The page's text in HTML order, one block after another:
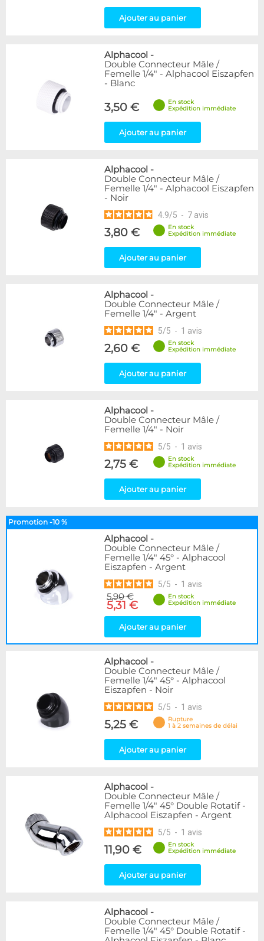
Ajouter au panier
Alphacool -
Double Connecteur Mâle /
Femelle 1/4" - Alphacool Eiszapfen
- Blanc
3,50 €
En stock
Expédition immédiate
Ajouter au panier
Alphacool -
Double Connecteur Mâle /
Femelle 1/4" - Alphacool Eiszapfen
- Noir
4.9/5 - 7 avis
3,80 €
En stock
Expédition immédiate
Ajouter au panier
Alphacool -
Double Connecteur Mâle /
Femelle 1/4" - Argent
5/5 - 1 avis
2,60 €
En stock
Expédition immédiate
Ajouter au panier
Alphacool -
Double Connecteur Mâle /
Femelle 1/4" - Noir
5/5 - 1 avis
2,75 €
En stock
Expédition immédiate
Ajouter au panier
Promotion -10 %
Alphacool -
Double Connecteur Mâle /
Femelle 1/4" 45° - Alphacool
Eiszapfen - Argent
5/5 - 1 avis
5,90 €
5,31 €
En stock
Expédition immédiate
Ajouter au panier
Alphacool -
Double Connecteur Mâle /
Femelle 1/4" 45° - Alphacool
Eiszapfen - Noir
5/5 - 1 avis
5,25 €
Rupture
1 à 2 semaines de délai
Ajouter au panier
Alphacool -
Double Connecteur Mâle /
Femelle 1/4" 45° Double Rotatif -
Alphacool Eiszapfen - Argent
5/5 - 1 avis
11,90 €
En stock
Expédition immédiate
Ajouter au panier
Alphacool -
Double Connecteur Mâle /
Femelle 1/4" 45° Double Rotatif -